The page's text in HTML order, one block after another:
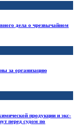
дела о чрезвычайном
за организацию
продукции и экс-
перед судом по